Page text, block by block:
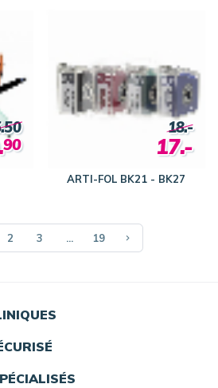
90
ARTI-FOL BK21 - BK27
18.-
17.-
2 3 ... 19